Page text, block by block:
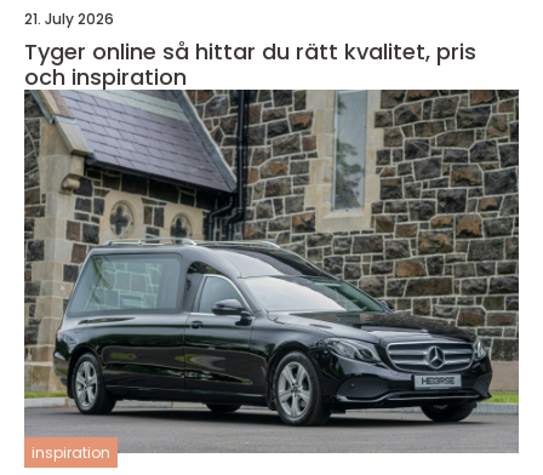
21. July 2026
Tyger online så hittar du rätt kvalitet, pris
och inspiration
inspiration